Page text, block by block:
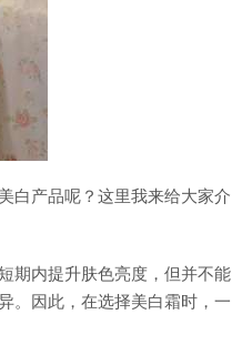
白产品呢？这里我来给大家介
期内提升肤色亮度，但并不能
。因此，在选择美白霜时，一